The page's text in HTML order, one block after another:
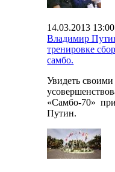
14.03.2013 13:00
Владимир
тренировке
самбо.
Увидеть своими
«Самбо-70»
Путин.